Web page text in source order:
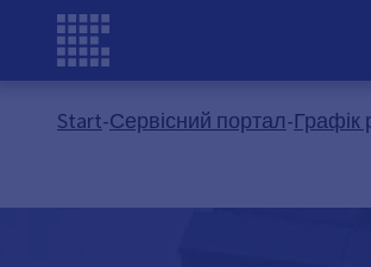
Start-Сервісний портал-Графік